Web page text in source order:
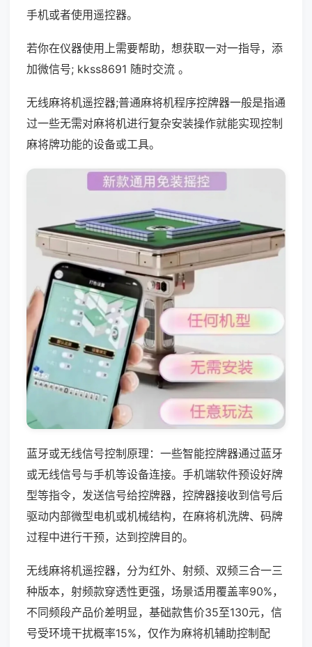
手机或者使用遥控器。
若你在仪器使用上需要帮助，想获取一对一指导，添
加微信号; kkss8691 随时交流 。
无线麻将机遥控器;普通麻将机程序控牌器一般是指通
过一些无需对麻将机进行复杂安装操作就能实现控制
麻将牌功能的设备或工具。
蓝牙或无线信号控制原理：一些智能控牌器通过蓝牙
或无线信号与手机等设备连接。手机端软件预设好牌
型等指令，发送信号给控牌器，控牌器接收到信号后
驱动内部微型电机或机械结构，在麻将机洗牌、码牌
过程中进行干预，达到控牌目的。
无线麻将机遥控器，分为红外、射频、双频三合一三
种版本，射频款穿透性更强，场景适用覆盖率90%，
不同频段产品价差明显，基础款售价35至130元，信
号受环境干扰概率15%，仅作为麻将机辅助控制配